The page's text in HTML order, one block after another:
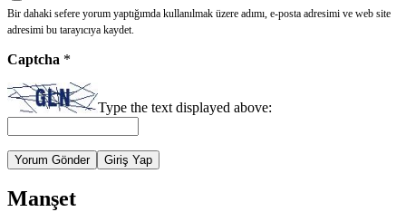
Bir dahaki sefere yorum yaptığımda kullanılmak üzere adımı, e-posta adresimi ve web site
adresimi bu tarayıcıya kaydet.
Captcha *
Type the text displayed above:
Yorum Gönder Giriş Yap
Manşet